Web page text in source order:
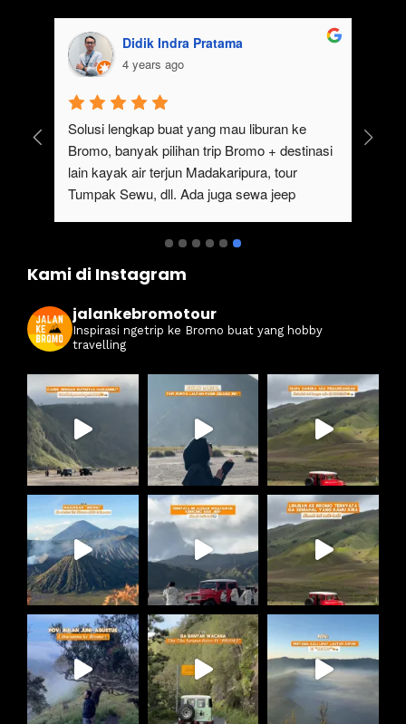
Didik Indra Pratama
4 years ago
Solusi lengkap buat yang mau liburan ke
Bromo, banyak pilihan trip Bromo + destinasi
lain kayak air terjun Madakaripura, tour
Tumpak Sewu, dll. Ada juga sewa jeep
Kami di Instagram
jalankebromotour
Inspirasi ngetrip ke Bromo buat yang hobby
travelling